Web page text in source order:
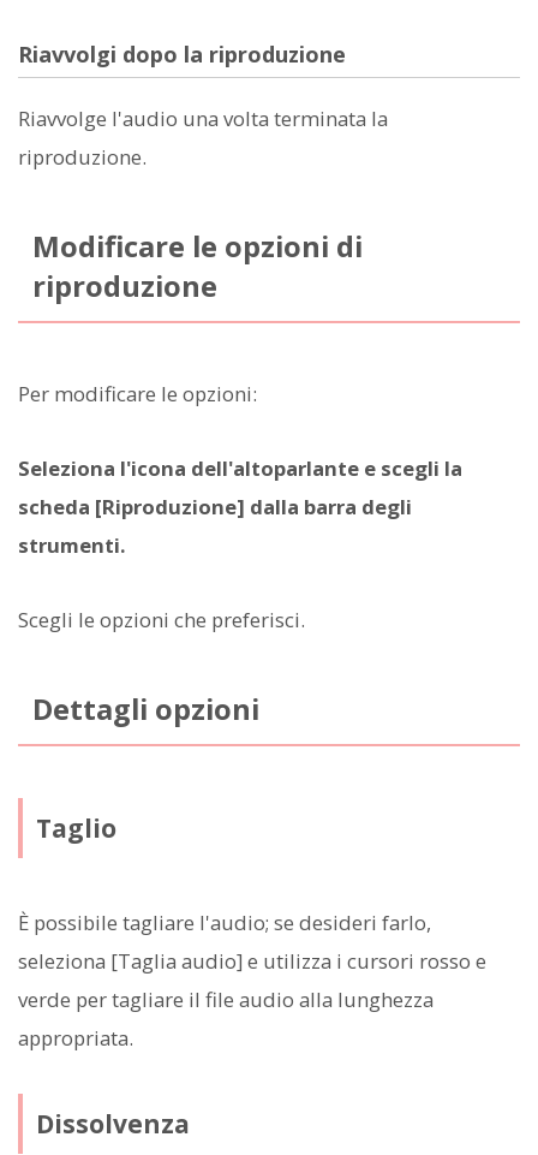
Riavvolgi dopo la riproduzione
Riavvolge l'audio una volta terminata la
riproduzione.
Modificare le opzioni di
riproduzione
Per modificare le opzioni:
Seleziona l'icona dell'altoparlante e scegli la
scheda [Riproduzione] dalla barra degli
strumenti.
Scegli le opzioni che preferisci.
Dettagli opzioni
Taglio
È possibile tagliare l'audio; se desideri farlo,
seleziona [Taglia audio] e utilizza i cursori rosso e
verde per tagliare il file audio alla lunghezza
appropriata.
Dissolvenza